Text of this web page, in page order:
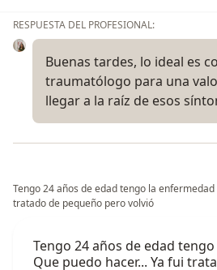
RESPUESTA DEL PROFESIONAL:
Buenas tardes, lo ideal es
traumatólogo para una
llegar a la raíz de esos
Tengo 24 años de edad tengo la enfermedad
tratado de pequeño pero volvió
Tengo 24 años de edad
Que puedo hacer... Ya fui